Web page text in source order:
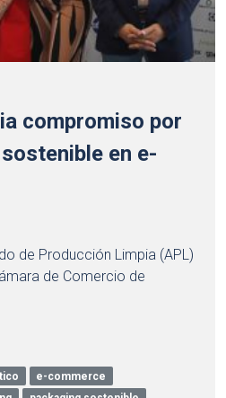
compromiso por
en e-
de Producción Limpia (APL)
de Comercio de
e-commerce